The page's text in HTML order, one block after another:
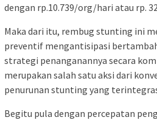
dengan rp.10.739/org/hari atau rp.
Maka dari itu, rembug stunting ini
preventif mengantisipasi
strategi penanganannya secara
merupakan salah satu aksi dari
penurunan stunting yang
Begitu pula dengan percepatan